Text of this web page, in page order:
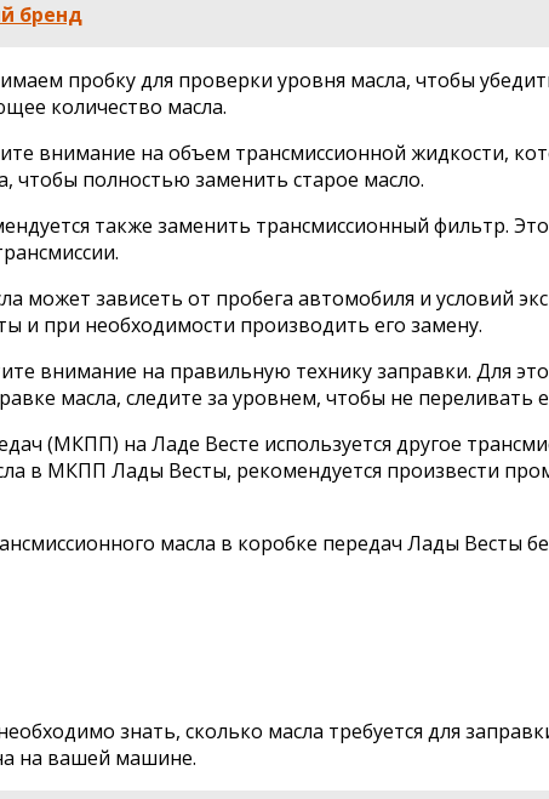
бренд
пробку для проверки уровня масла, чтобы
количество масла.
внимание на объем трансмиссионной жидкости,
чтобы полностью заменить старое масло.
также заменить трансмиссионный фильтр.
может зависеть от пробега автомобиля и условий
и при необходимости производить его замену.
внимание на правильную технику заправки. Для
масла, следите за уровнем, чтобы не переливать
(МКПП) на Ладе Весте используется другое
в МКПП Лады Весты, рекомендуется произвести
масла в коробке передач Лады Весты
знать, сколько масла требуется для
на вашей машине.